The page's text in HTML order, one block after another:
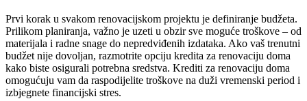
Prvi korak u svakom renovacijskom projektu je definiranje budžeta.
Prilikom planiranja, važno je uzeti u obzir sve moguće troškove – od
materijala i radne snage do nepredviđenih izdataka. Ako vaš trenutni
budžet nije dovoljan, razmotrite opciju kredita za renovaciju doma
kako biste osigurali potrebna sredstva. Krediti za renovaciju doma
omogućuju vam da raspodijelite troškove na duži vremenski period i
izbjegnete financijski stres.